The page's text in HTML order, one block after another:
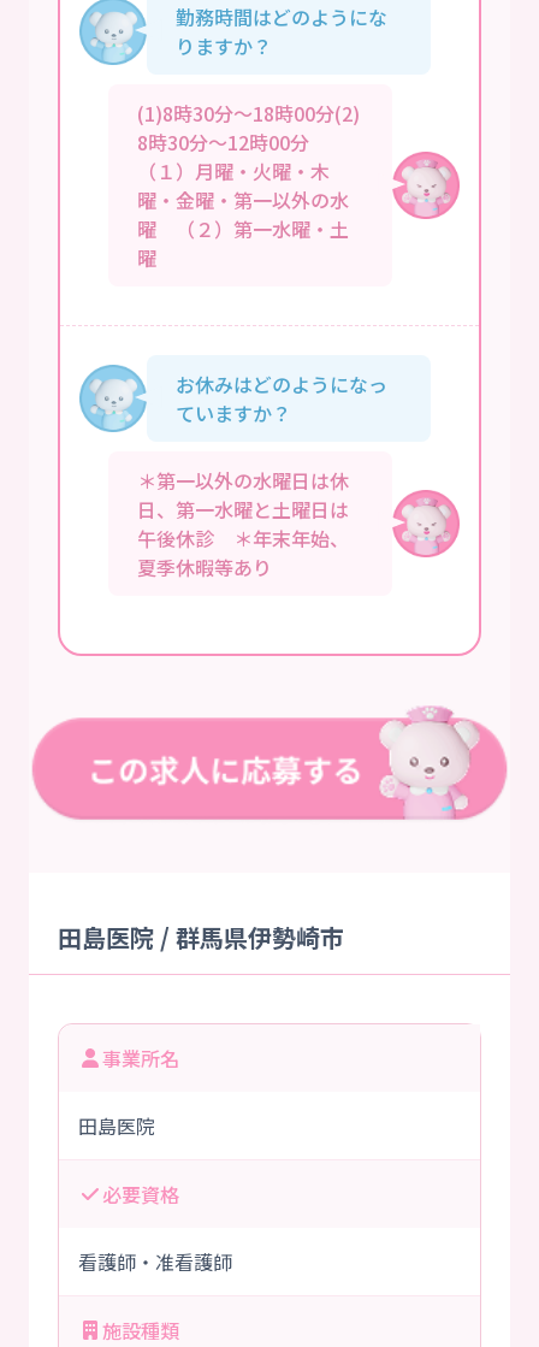
勤務時間はどのようにな
りますか？
(1)8時30分～18時00分(2)
8時30分～12時00分
（１）月曜・火曜・木
曜・金曜・第一以外の水
曜 （２）第一水曜・土
曜
お休みはどのようになっ
ていますか？
＊第一以外の水曜日は休
日、第一水曜と土曜日は
午後休診 ＊年末年始、
夏季休暇等あり
田島医院 / 群馬県伊勢崎市
事業所名
田島医院
必要資格
看護師・准看護師
施設種類